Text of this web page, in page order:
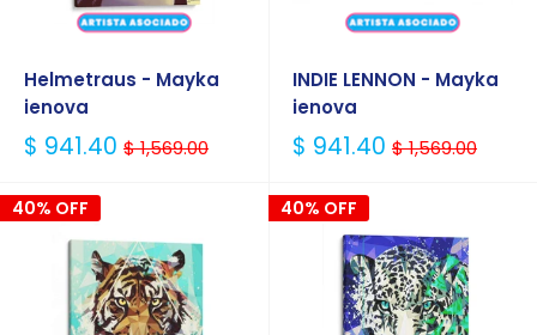
Helmetraus - Mayka
ienova
Precio
$ 941.40 $ 1,569.00
INDIE LENNON - Mayka
ienova
Precio
$ 941.40 $ 1,569.00
40% OFF 40% OFF